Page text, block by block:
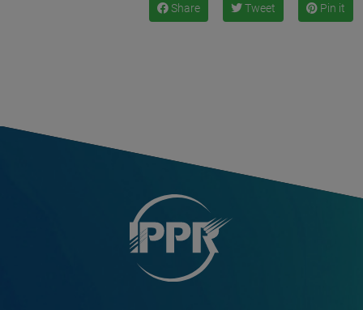
Share Tweet Pin it